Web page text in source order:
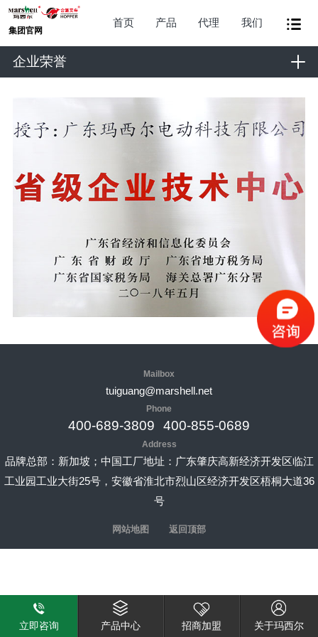
集团官网
首页 产品 代理 我们
企业荣誉
Mailbox
tuiguang@marshell.net
Phone
400-689-3809 400-855-0689
Address
品牌总部：新加坡；中国工厂地址：广东肇庆高新经济开发区临江
工业园工业大街25号，安徽省淮北市烈山区经济开发区梧桐大道36
号
网站地图 返回顶部
立即咨询 产品中心 招商加盟 关于玛西尔